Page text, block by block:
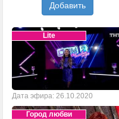
Добавить
Lite
Дата эфира: 26.10.2020
Город любви